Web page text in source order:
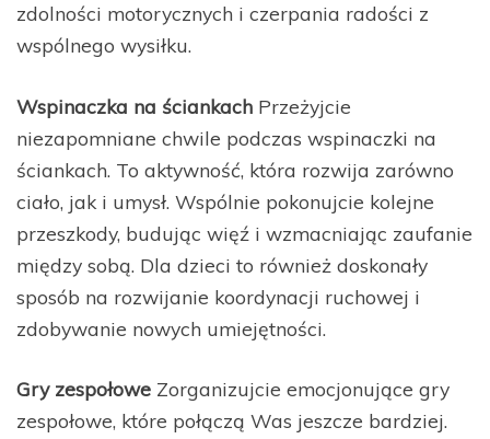
zdolności motorycznych i czerpania radości z
wspólnego wysiłku.
Wspinaczka na ściankach Przeżyjcie
niezapomniane chwile podczas wspinaczki na
ściankach. To aktywność, która rozwija zarówno
ciało, jak i umysł. Wspólnie pokonujcie kolejne
przeszkody, budując więź i wzmacniając zaufanie
między sobą. Dla dzieci to również doskonały
sposób na rozwijanie koordynacji ruchowej i
zdobywanie nowych umiejętności.
Gry zespołowe Zorganizujcie emocjonujące gry
zespołowe, które połączą Was jeszcze bardziej.